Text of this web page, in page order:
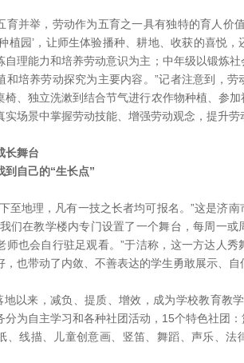
并举，劳动作为五育之一具有独特的育人价
植园’，让师生体验播种、耕地、收获的喜悦
自理能力和培养劳动意识为主；中年级以锻炼
和培养劳动探究为主要内容。”记者注意到，
椅、独立洗漱到结合节气进行农作物种植、参
实场景中掌握劳动技能、增强劳动观念，提升劳
长舞台
自己的“生长点”
地理，凡有一技之长者均可报名。”这是济南
们在教学楼内专门设置了一个舞台，每周一
师也会自行驻足观看。”于洁称，这一方达人
，也带动了内敛、不善表达的学生勇敢展示、自
以来，减负、提质、增效，成为学校教育教学
分为自主学习和各种社团活动，15个特色社团
、线描、儿童创意画、竖笛、舞蹈、声乐、